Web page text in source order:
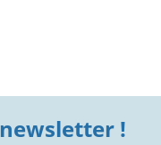
newsletter !